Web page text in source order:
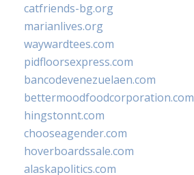
catfriends-bg.org
marianlives.org
waywardtees.com
pidfloorsexpress.com
bancodevenezuelaen.com
bettermoodfoodcorporation.com
hingstonnt.com
chooseagender.com
hoverboardssale.com
alaskapolitics.com